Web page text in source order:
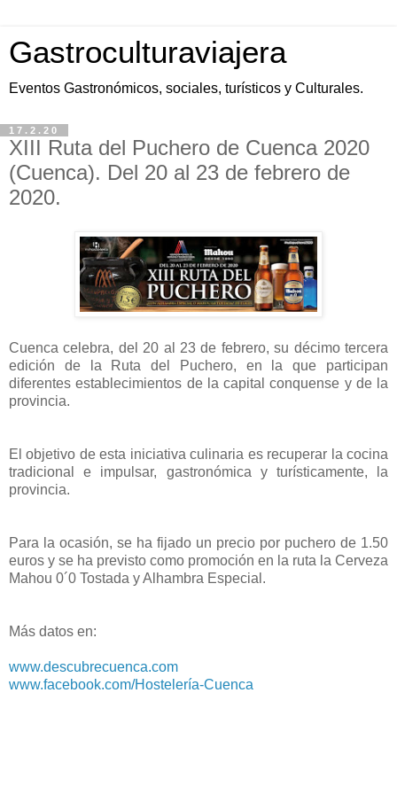
Gastroculturaviajera
Eventos Gastronómicos, sociales, turísticos y Culturales.
17.2.20
XIII Ruta del Puchero de Cuenca 2020
(Cuenca). Del 20 al 23 de febrero de
2020.
Cuenca celebra, del 20 al 23 de febrero, su décimo tercera
edición de la Ruta del Puchero, en la que participan
diferentes establecimientos de la capital conquense y de la
provincia.
El objetivo de esta iniciativa culinaria es recuperar la cocina
tradicional e impulsar, gastronómica y turísticamente, la
provincia.
Para la ocasión, se ha fijado un precio por puchero de 1.50
euros y se ha previsto como promoción en la ruta la Cerveza
Mahou 0´0 Tostada y Alhambra Especial.
Más datos en:
www.descubrecuenca.com
www.facebook.com/Hostelería-Cuenca